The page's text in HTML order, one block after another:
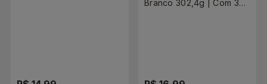
Branco 302,4g | Com 3